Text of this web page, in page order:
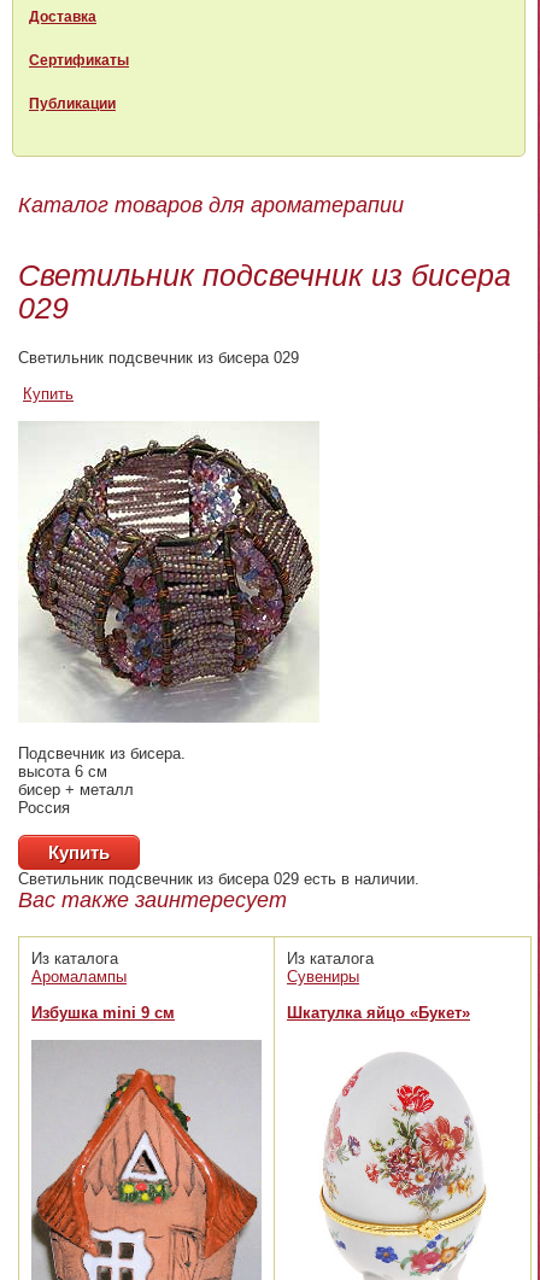
Доставка
Сертификаты
Публикации
Каталог товаров для ароматерапии
Светильник подсвечник из бисера
029
Светильник подсвечник из бисера 029
Купить
Подсвечник из бисера.
высота 6 см
бисер + металл
Россия
Купить
Светильник подсвечник из бисера 029 есть в наличии.
Вас также заинтересует
Из каталога
Аромалампы
Избушка mini 9 см
Из каталога
Сувениры
Шкатулка яйцо «Букет»